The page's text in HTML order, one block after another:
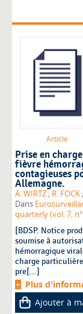
Article
Prise en
fièvre
contagieuses
Allemagne.
A. WIRTZ ; R. FOCK ;
Dans
quarterly (vol. 7,
[BDSP. Notice
soumise à
hémorragique
charge
pre[...]
Plus
Ajouter à